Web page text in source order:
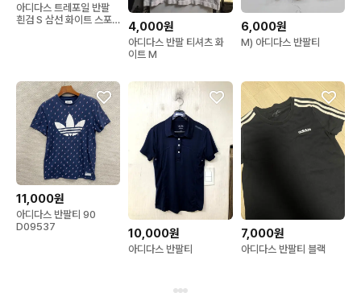
아디다스 트레포일 반팔
흰검 S 삼선 화이트 스포
4,000원
아디다스 반팔 티셔츠 화
이트 M
6,000원
M) 아디다스 반팔티
11,000원
아디다스 반팔티 90
D09537
10,000원
아디다스 반팔티
7,000원
아디다스 반팔티 블랙